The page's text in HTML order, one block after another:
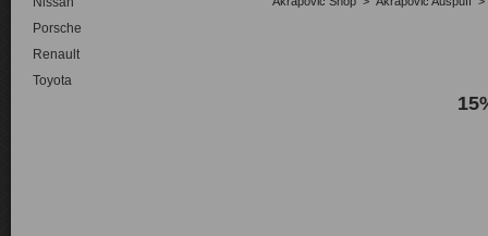
Porsche
Renault
Toyota